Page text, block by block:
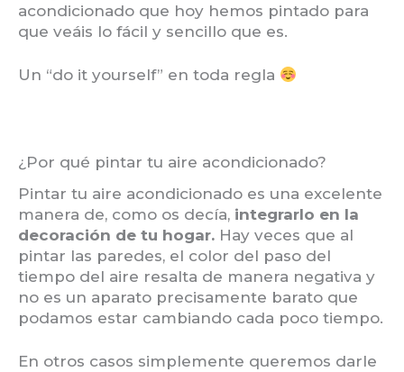
acondicionado que hoy hemos pintado para
que veáis lo fácil y sencillo que es.
Un “do it yourself” en toda regla
¿Por qué pintar tu aire acondicionado?
Pintar tu aire acondicionado es una excelente
manera de, como os decía, integrarlo en la
decoración de tu hogar. Hay veces que al
pintar las paredes, el color del paso del
tiempo del aire resalta de manera negativa y
no es un aparato precisamente barato que
podamos estar cambiando cada poco tiempo.
En otros casos simplemente queremos darle